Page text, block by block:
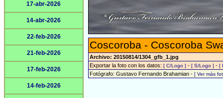
17-abr-2026
14-abr-2026
22-feb-2026
21-feb-2026
17-feb-2026
14-feb-2026
Coscoroba - Coscoroba
Archivo: 20150814/1304_gfb_1.jpg
Exportar la foto con los datos: [ C/Logo ] - [ S/Logo ] - [
Fotógrafo: Gustavo Fernando Brahamian - [ Ver más